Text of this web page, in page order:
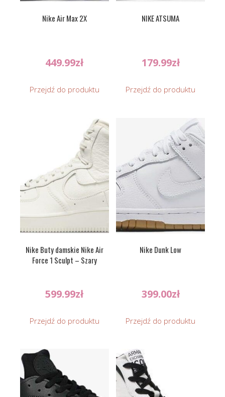
Nike Air Max 2X
449.99zł
Przejdź do produktu
NIKE ATSUMA
179.99zł
Przejdź do produktu
Nike Buty damskie Nike Air
Force 1 Sculpt – Szary
599.99zł
Przejdź do produktu
Nike Dunk Low
399.00zł
Przejdź do produktu